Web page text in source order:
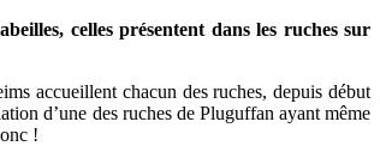
celles présentent dans les ruches sur
accueillent chacun des ruches, depuis début
d’une des ruches de Pluguffan ayant même
!